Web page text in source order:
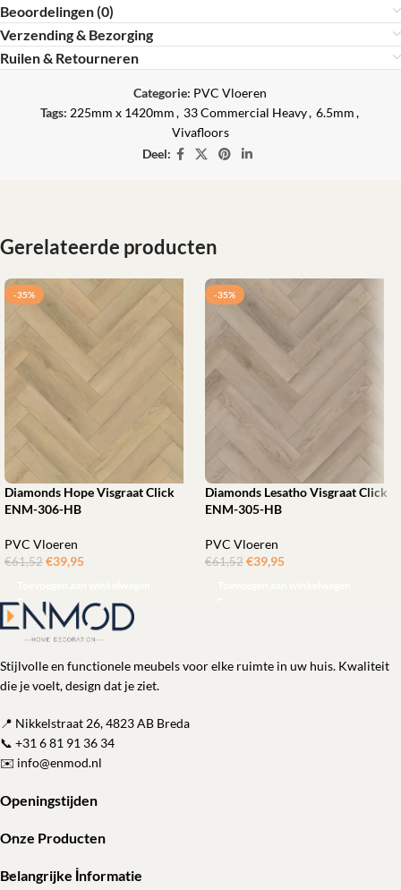
Beoordelingen (0)
Verzending & Bezorging
Ruilen & Retourneren
Categorie: PVC Vloeren
Tags: 225mm x 1420mm, 33 Commercial Heavy, 6.5mm,
Vivafloors
Deel:
Gerelateerde producten
-35%
Diamonds Hope Visgraat Click
ENM-306-HB
PVC Vloeren
€61,52 €39,95
-35%
Diamonds Lesatho Visgraat Click
ENM-305-HB
PVC Vloeren
€61,52 €39,95
Stijlvolle en functionele meubels voor elke ruimte in uw huis. Kwaliteit
die je voelt, design dat je ziet.
📍 Nikkelstraat 26, 4823 AB Breda
📞 +31 6 81 91 36 34
✉️ info@enmod.nl
Openingstijden
Onze Producten
Belangrijke İnformatie